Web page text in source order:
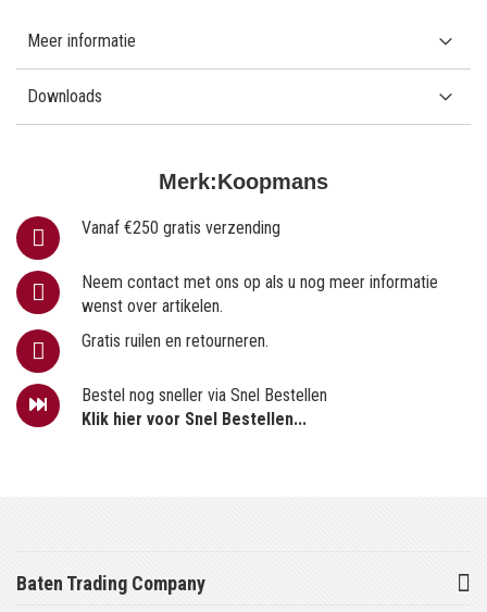
Merk:Koopmans
Vanaf €250 gratis verzending
Neem contact met ons op als u nog meer informatie
wenst over artikelen.
Gratis ruilen en retourneren.
Bestel nog sneller via Snel Bestellen
Klik hier voor Snel Bestellen...
Meer informatie
Downloads
Baten Trading Company